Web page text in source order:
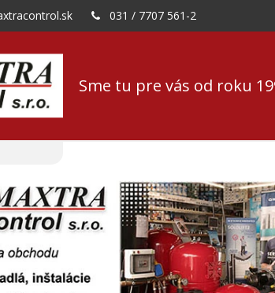
Sme tu pre vás od roku
031 / 7707 561-2